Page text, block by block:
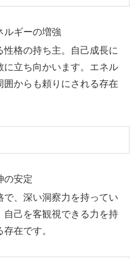
ルギーの増強
性格の持ち主。自己成長に
に立ち向かいます。エネル
囲からも頼りにされる存在
の安定
で、深い洞察力を持ってい
自己を客観視できる力を持
在です。